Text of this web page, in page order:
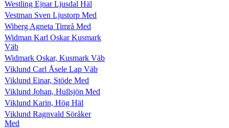
Westling Ejnar Ljusdal Häl
Vestman Sven Ljustorp Med
Wiberg Agneta Timrå Med
Widman Karl Oskar Kusmark
Väb
Widmark Oskar, Kusmark Väb
Viklund Carl Åsele Lap Väb
Viklund Einar, Stöde Med
Viklund Johan, Hullsjön Med
Viklund Karin, Hög Häl
Viklund Ragnvald Söråker
Med